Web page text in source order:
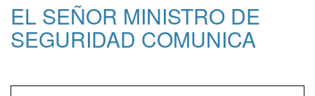
EL SEÑOR MINISTRO DE
SEGURIDAD COMUNICA